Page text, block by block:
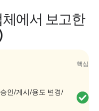
웹 콘텐츠 관리 시
인기를 누리게 되
를 CMS로
을 때 이러한 공
에서 보고한
핵심 플
인/게시/용도 변경/